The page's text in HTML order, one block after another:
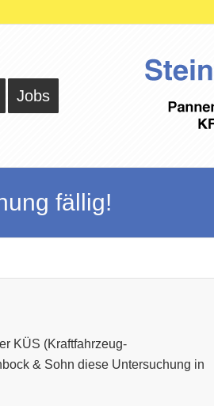
Jobs
fällig!
KÜS (Kraftfahrzeug-
& Sohn diese Untersuchung in